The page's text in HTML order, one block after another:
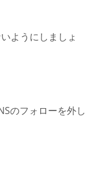
ようにしましょ
のフォローを外し